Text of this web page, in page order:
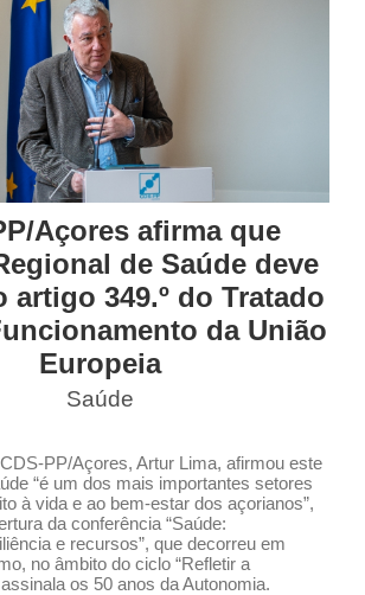
Açores afirma que
de Saúde deve
artigo 349.º do Tratado
da União
Europeia
Saúde
PP/Açores, Artur Lima, afirmou este
“é um dos mais importantes setores
à vida e ao bem-estar dos açorianos”,
da conferência “Saúde:
e recursos”, que decorreu em
no âmbito do ciclo “Refletir a
os 50 anos da Autonomia.